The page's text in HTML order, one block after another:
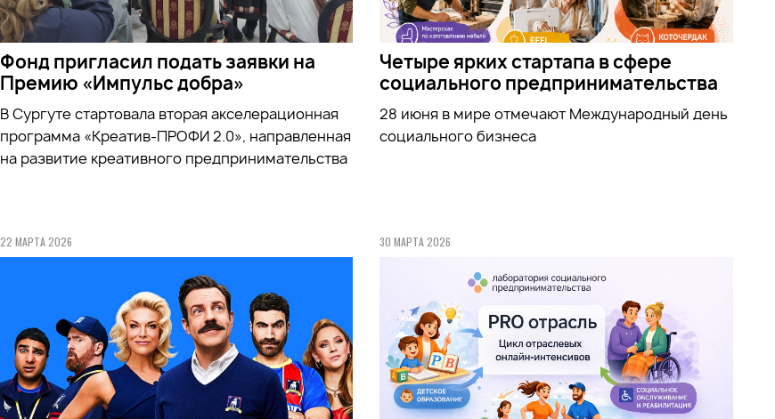
Фонд пригласил подать заявки на
Премию «Импульс добра»
В Сургуте стартовала вторая акселерационная
программа «Креатив-ПРОФИ 2.0», направленная
на развитие креативного предпринимательства
Четыре ярких стартапа в сфере
социального предпринимательства
28 июня в мире отмечают Международный день
социального бизнеса
22 МАРТА 2026 30 МАРТА 2026